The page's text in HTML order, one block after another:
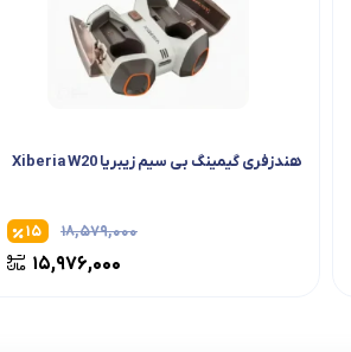
هندزفری گیمینگ بی سیم زیبریا Xiberia W20
۱۸,۵۷۹,۰۰۰
۱۵,۹۷۶,۰۰۰
۱۵